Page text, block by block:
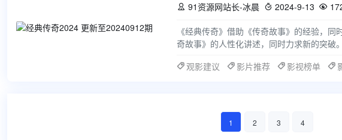
 91资源网站长-冰晨  2024-9-13 
《经典传奇》借助《传奇故事》的经验，
奇故事》的人性化讲述，同时力求新的突破
观影建议
影片推荐 影视榜单
1 2 3 4